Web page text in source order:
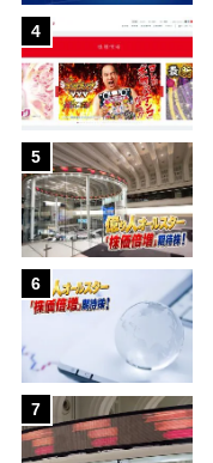
4
5
6
7